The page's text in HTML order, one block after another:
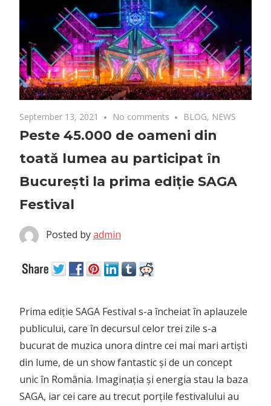
September 13, 2021 No comments BLOG, NEWS
Peste 45.000 de oameni din
toată lumea au participat în
București la prima ediție SAGA
Festival
Posted byadmin
Prima ediție SAGA Festival s-a încheiat în aplauzele
publicului, care în decursul celor trei zile s-a
bucurat de muzica unora dintre cei mai mari artiști
din lume, de un show fantastic și de un concept
unic în România. Imaginația și energia stau la baza
SAGA, iar cei care au trecut porțile festivalului au